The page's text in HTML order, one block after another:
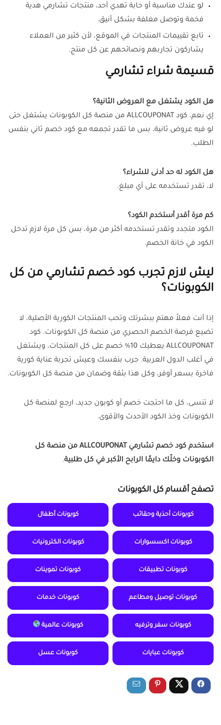
لو عندك مناسبة أو حابة تهدي أحد، منتجات تشارمي هدية
فخمة وتوصل مغلفة بشكل أنيق.
تابع تقييمات المنتجات في الموقع، لأن كثير من العملاء
يشاركون تجاربهم ونصائحهم عن كل منتج.
قسيمة شراء تشارمي
هل الكود يشتغل مع العروض الثانية؟
إي نعم، كود ALLCOUPONAT من منصة كل الكوبونات يشتغل حتى
لو فيه عروض ثانية، بس ما تقدر تجمعه مع كود خصم ثاني بنفس
الطلب.
هل الكود له حد أدنى للشراء؟
لا، تقدر تستخدمه على أي مبلغ.
كم مرة أقدر أستخدم الكود؟
الكود متجدد وتقدر تستخدمه أكثر من مرة، بس كل مرة لازم تدخل
الكود في خانة الخصم.
ليش لازم تجرب كود خصم تشارمي من كل
الكوبونات؟
إذا أنت فعلاً مهتم ببشرتك وتحب المنتجات الكورية الأصلية، لا
تضيع فرصة الخصم الحصري من منصة كل الكوبونات. كود
ALLCOUPONAT يعطيك 10% خصم على كل المنتجات، ويشتغل
في أغلب الدول العربية. جرب بنفسك وعيش تجربة عناية كورية
فاخرة بسعر أوفر، وكل هذا بثقة وضمان من منصة كل الكوبونات.
لا تنسى، كل ما احتجت خصم أو كوبون جديد، ارجع لمنصة كل
الكوبونات وخذ الكود الأحدث والأقوى.
استخدم كود خصم تشارمي ALLCOUPONAT من منصة كل
الكوبونات وخلّك دايمًا الرابح الأكبر في كل طلبية.
تصفح أقسام كل الكوبونات
كوبونات أحذية وحقائب كوبونات أطفال
كوبونات اكسسوارات كوبونات الكترونيات
كوبونات تطبيقات كوبونات تموينات
كوبونات توصيل ومطاعم كوبونات خدمات
كوبونات سفر وترفيه كوبونات عالمية
كوبونات عبايات كوبونات عسل